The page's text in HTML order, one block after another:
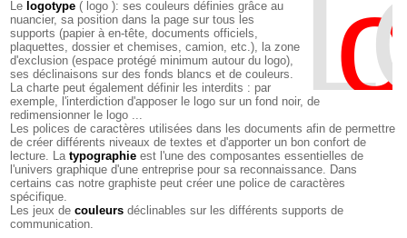
Lo
Lelogotype ( logo ): ses couleurs définies grâce au
nuancier, sa position dans la page sur tous les
supports (papier à en-tête, documents officiels,
plaquettes, dossier et chemises, camion, etc.), la zone
d'exclusion (espace protégé minimum autour du logo),
ses déclinaisons sur des fonds blancs et de couleurs.
La charte peut également définir les interdits : par
exemple, l'interdiction d'apposer le logo sur un fond noir, de
redimensionner le logo ...
Les polices de caractères utilisées dans les documents afin de permettre
de créer différents niveaux de textes et d'apporter un bon confort de
lecture. Latypographie est l'une des composantes essentielles de
l'univers graphique d'une entreprise pour sa reconnaissance. Dans
certains cas notre graphiste peut créer une police de caractères
spécifique.
Les jeux decouleurs déclinables sur les différents supports de
communication.